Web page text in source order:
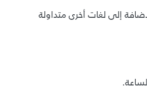
إلى لغات أخرى متداولة